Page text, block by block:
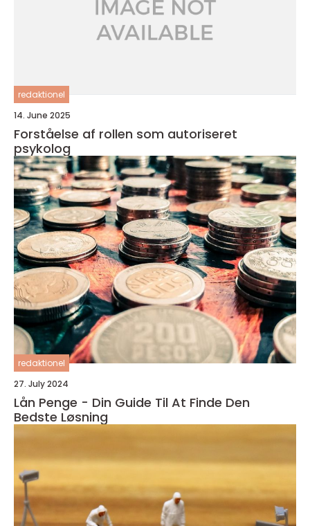
redaktionel
14. June 2025
Forståelse af rollen som autoriseret
psykolog
redaktionel
27. July 2024
Lån Penge - Din Guide Til At Finde Den
Bedste Løsning